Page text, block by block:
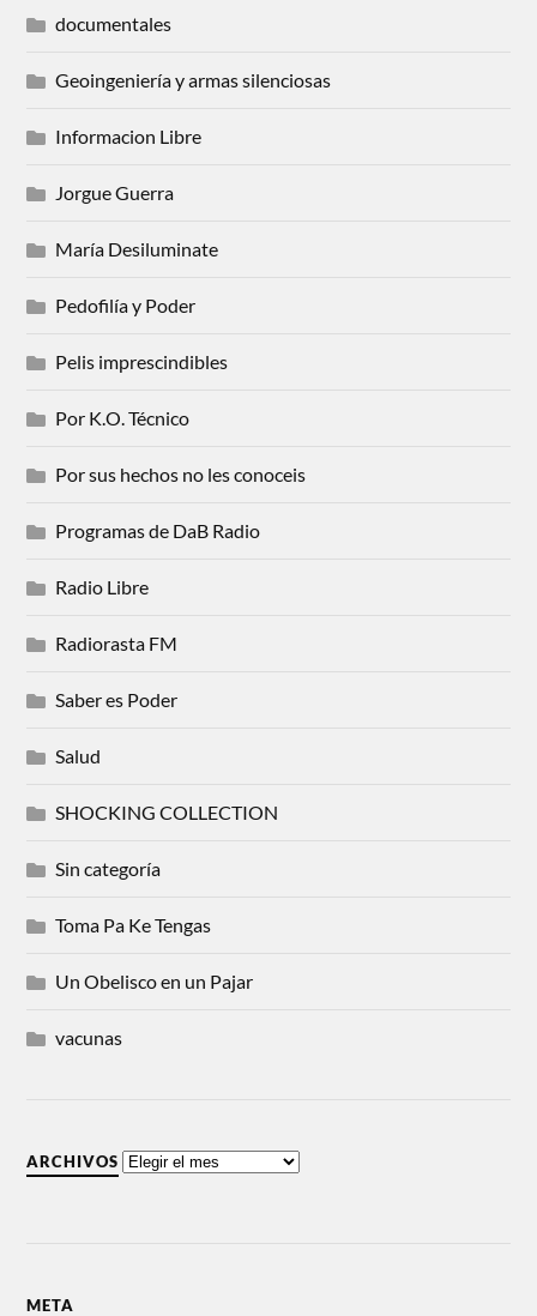
documentales
Geoingeniería y armas silenciosas
Informacion Libre
Jorgue Guerra
María Desiluminate
Pedofilía y Poder
Pelis imprescindibles
Por K.O. Técnico
Por sus hechos no les conoceis
Programas de DaB Radio
Radio Libre
Radiorasta FM
Saber es Poder
Salud
SHOCKING COLLECTION
Sin categoría
Toma Pa Ke Tengas
Un Obelisco en un Pajar
vacunas
ARCHIVOS
META